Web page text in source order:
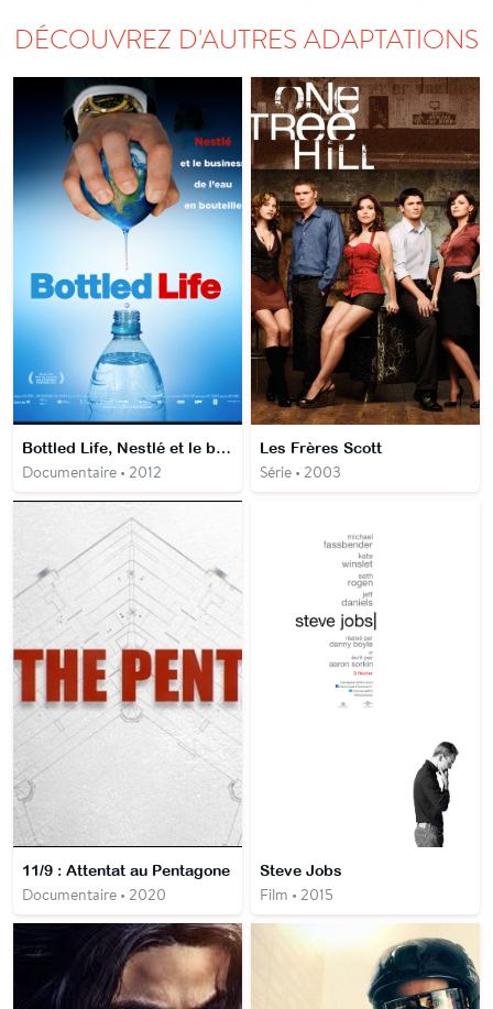
DÉCOUVREZ D'AUTRES ADAPTATIONS
Bottled Life, Nestlé et le business de l'eau en bouteille
Documentaire • 2012
Les Frères Scott
Série • 2003
11/9 : Attentat au Pentagone
Documentaire • 2020
Steve Jobs
Film • 2015